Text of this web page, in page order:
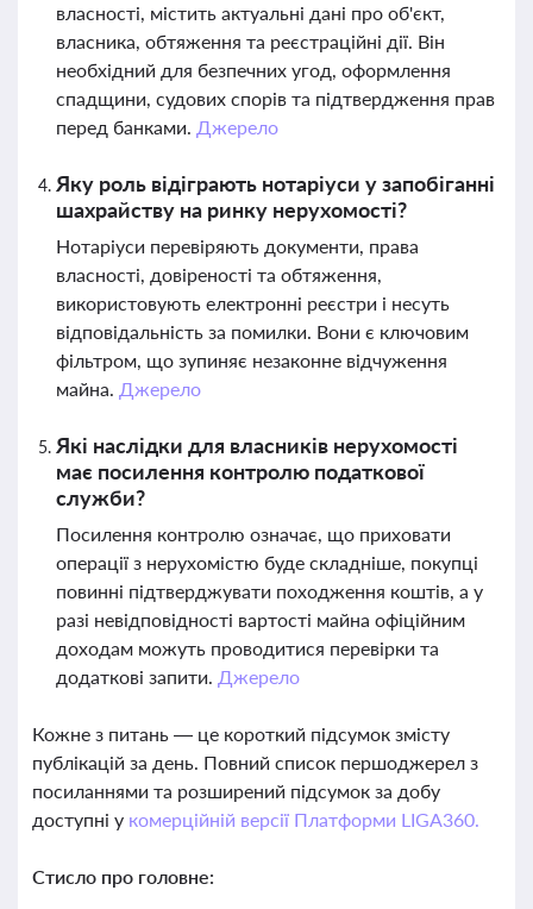
власності, містить актуальні дані про об'єкт,
власника, обтяження та реєстраційні дії. Він
необхідний для безпечних угод, оформлення
спадщини, судових спорів та підтвердження прав
перед банками. Джерело
Яку роль відіграють нотаріуси у запобіганні
шахрайству на ринку нерухомості?
Нотаріуси перевіряють документи, права
власності, довіреності та обтяження,
використовують електронні реєстри і несуть
відповідальність за помилки. Вони є ключовим
фільтром, що зупиняє незаконне відчуження
майна. Джерело
Які наслідки для власників нерухомості
має посилення контролю податкової
служби?
Посилення контролю означає, що приховати
операції з нерухомістю буде складніше, покупці
повинні підтверджувати походження коштів, а у
разі невідповідності вартості майна офіційним
доходам можуть проводитися перевірки та
додаткові запити. Джерело
Кожне з питань — це короткий підсумок змісту
публікацій за день. Повний список першоджерел з
посиланнями та розширений підсумок за добу
доступні у комерційній версії Платформи LIGA360.
Стисло про головне: